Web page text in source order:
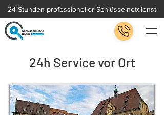
24 Stunden professioneller Schlüsselnotdienst
24h Service vor Ort